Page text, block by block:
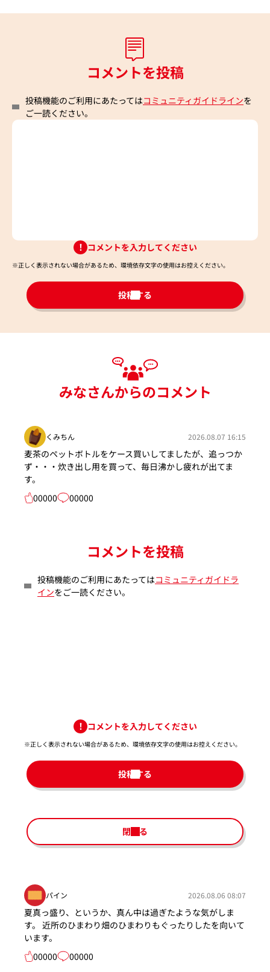
コメントを投稿
投稿機能のご利用にあたってはコミュニティガイドラインを
ご一読ください。
コメントを入力してください
※正しく表示されない場合があるため、環境依存文字の使用はお控えください。​
投稿する
みなさんからのコメント
くみちん 2026.08.07 16:15
麦茶のペットボトルをケース買いしてましたが、追っつか
ず・・・炊き出し用を買って、毎日沸かし疲れが出てま
す。
00000
00000
コメントを投稿
投稿機能のご利用にあたってはコミュニティガイドラ
インをご一読ください。
コメントを入力してください
※正しく表示されない場合があるため、環境依存文字の使用はお控えください。​
投稿する
閉じる
パイン 2026.08.06 08:07
夏真っ盛り、というか、真ん中は過ぎたような気がしま
す。 近所のひまわり畑のひまわりもぐったりしたを向いて
います。
00000
00000